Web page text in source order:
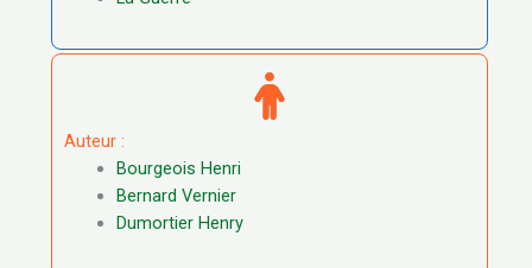
Auteur :
Bourgeois Henri
Bernard Vernier
Dumortier Henry